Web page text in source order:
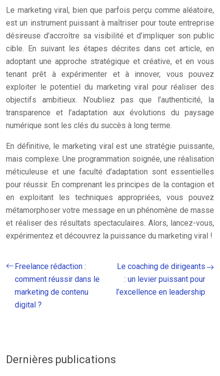
Le marketing viral, bien que parfois perçu comme aléatoire,
est un instrument puissant à maîtriser pour toute entreprise
désireuse d’accroître sa visibilité et d’impliquer son public
cible. En suivant les étapes décrites dans cet article, en
adoptant une approche stratégique et créative, et en vous
tenant prêt à expérimenter et à innover, vous pouvez
exploiter le potentiel du marketing viral pour réaliser des
objectifs ambitieux. N’oubliez pas que l’authenticité, la
transparence et l’adaptation aux évolutions du paysage
numérique sont les clés du succès à long terme.
En définitive, le marketing viral est une stratégie puissante,
mais complexe. Une programmation soignée, une réalisation
méticuleuse et une faculté d’adaptation sont essentielles
pour réussir. En comprenant les principes de la contagion et
en exploitant les techniques appropriées, vous pouvez
métamorphoser votre message en un phénomène de masse
et réaliser des résultats spectaculaires. Alors, lancez-vous,
expérimentez et découvrez la puissance du marketing viral !
Freelance rédaction :
comment réussir dans le
marketing de contenu
digital ?
Le coaching de dirigeants
: un levier puissant pour
l’excellence en leadership
Dernières publications